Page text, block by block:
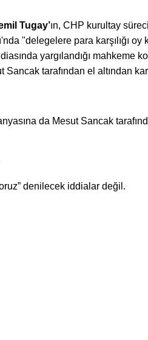
Tugay’ın, CHP kurultay
"delegelere para karşılığı oy
yargılandığı mahkeme
tarafından el altından
da Mesut Sancak
denilecek iddialar değil.